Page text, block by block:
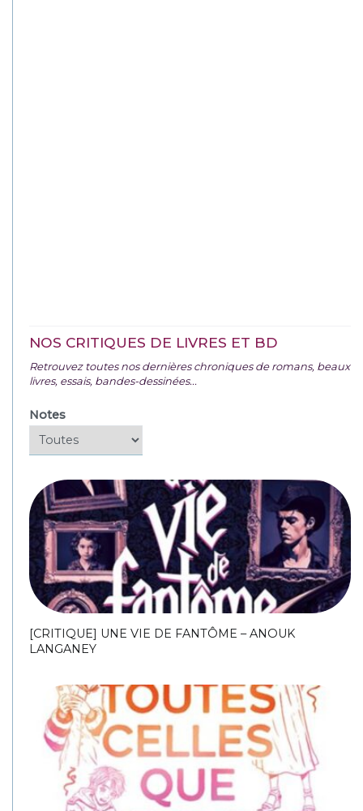
NOS CRITIQUES DE LIVRES ET BD
Retrouvez toutes nos dernières chroniques de romans, beaux
livres, essais, bandes-dessinées...
Notes
[CRITIQUE] UNE VIE DE FANTÔME – ANOUK
LANGANEY